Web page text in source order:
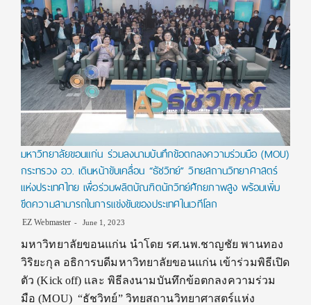
มหาวิทยาลัยขอนแก่น ร่วมลงนามบันทึกข้อตกลงความร่วมมือ (MOU)
กระทรวง อว. เดินหน้าขับเคลื่อน “ธัชวิทย์” วิทยสถานวิทยาศาสตร์
แห่งประเทศไทย เพื่อร่วมผลิตบัณฑิตนักวิทย์ศักยภาพสูง พร้อมเพิ่ม
ขีดความสามารถในการแข่งขันของประเทศในเวทีโลก
EZ Webmaster June 1, 2023
มหาวิทยาลัยขอนแก่น นำโดย รศ.นพ.ชาญชัย พานทอง
วิริยะกุล อธิการบดีมหาวิทยาลัยขอนแก่น เข้าร่วมพิธีเปิด
ตัว (Kick off) และ พิธีลงนามบันทึกข้อตกลงความร่วม
มือ (MOU) “ธัชวิทย์” วิทยสถานวิทยาศาสตร์แห่ง